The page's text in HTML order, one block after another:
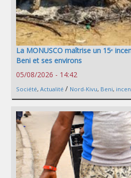
La MONUSCO maîtrise un 15ᵉ
Beni et ses environs
05/08/2026 - 14:42
Société, Actualité / Nord-Kivu, Beni,